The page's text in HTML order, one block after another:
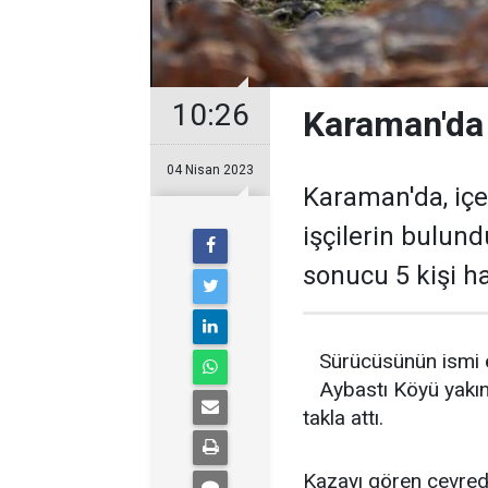
10:26
04 Nisan 2023
Karaman'da,
işçilerin
sonucu 5 kişi
Sürücüsünün ismi
Aybastı Köyü
takla attı.
Kazayı gören